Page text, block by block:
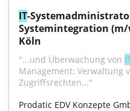
IT-
Systemintegration
Köln
"...und Überwachung von
Management: Verwaltung
Zugriffsrechten..."
Prodatic EDV Konzepte